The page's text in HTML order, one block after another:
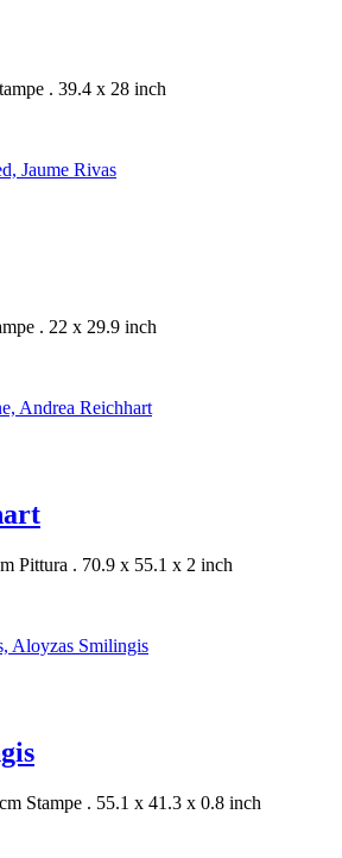
. 39.4 x 28 inch
. 22 x 29.9 inch
Pittura . 70.9 x 55.1 x 2 inch
Stampe . 55.1 x 41.3 x 0.8 inch